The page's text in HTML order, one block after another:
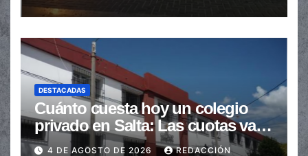
DESTACADAS
Cuánto cuesta hoy un colegio
privado en Salta: Las cuotas van
de $110.000 a más de $600.000
4 DE AGOSTO DE 2026 REDACCIÓN